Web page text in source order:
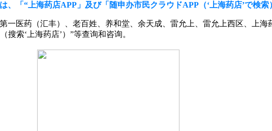
「“上海药店APP」及び「随申办市民クラウドAPP（‘上海药店’で検索
一医药（汇丰）、老百姓、养和堂、余天成、雷允上、雷允上西区、上
搜索‘上海药店’）”等查询和咨询。